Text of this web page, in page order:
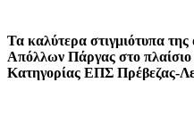
Τα καλύτερα στιγμιότυπα
Απόλλων Πάργας στο πλαίσιο
Κατηγορίας ΕΠΣ Πρέβεζας-